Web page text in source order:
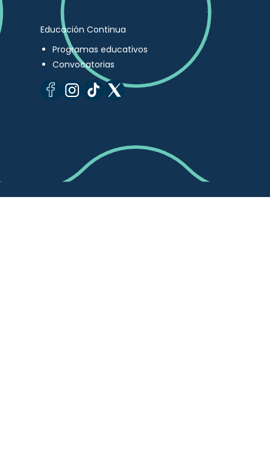
Educación Continua
Programas educativos
Convocatorias